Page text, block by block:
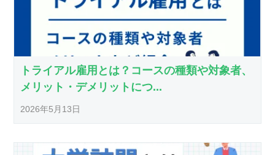
トライアル雇用とは？コースの種類や対象者、
メリット・デメリットにつ...
2026年5月13日